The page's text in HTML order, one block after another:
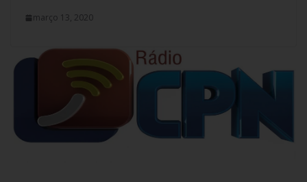
março 13, 2020